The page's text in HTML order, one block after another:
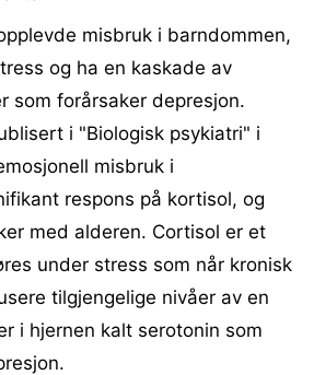
misbruk i barndommen,
og ha en kaskade av
som forårsaker depresjon.
i "Biologisk psykiatri" i
misbruk i
respons på kortisol, og
med alderen. Cortisol er et
under stress som når kronisk
tilgjengelige nivåer av en
i hjernen kalt serotonin som